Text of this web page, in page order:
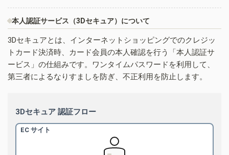
本人認証サービス（3Dセキュア）について
3Dセキュアとは、インターネットショッピングでのクレジッ
トカード決済時、カード会員の本人確認を行う「本人認証サ
ービス」の仕組みです。ワンタイムパスワードを利用して、
第三者によるなりすましを防ぎ、不正利用を防止します。
3Dセキュア 認証フロー
EC サイト